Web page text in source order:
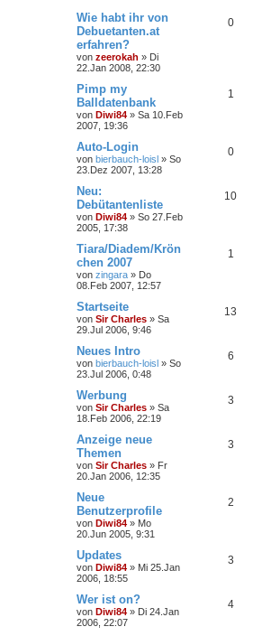
Wie habt ihr von
Debuetanten.at
erfahren?
von zeerokah » Di
22.Jan 2008, 22:30
0
Pimp my
Balldatenbank
von Diwi84 » Sa 10.Feb
2007, 19:36
1
Auto-Login
von bierbauch-loisl » So
23.Dez 2007, 13:28
0
Neu:
Debütantenliste
von Diwi84 » So 27.Feb
2005, 17:38
10
Tiara/Diadem/Krön
chen 2007
von zingara » Do
08.Feb 2007, 12:57
1
Startseite
von Sir Charles » Sa
29.Jul 2006, 9:46
13
Neues Intro
von bierbauch-loisl » So
23.Jul 2006, 0:48
6
Werbung
von Sir Charles » Sa
18.Feb 2006, 22:19
3
Anzeige neue
Themen
von Sir Charles » Fr
20.Jan 2006, 12:35
3
Neue
Benutzerprofile
von Diwi84 » Mo
20.Jun 2005, 9:31
2
Updates
von Diwi84 » Mi 25.Jan
2006, 18:55
3
Wer ist on?
von Diwi84 » Di 24.Jan
2006, 22:07
4